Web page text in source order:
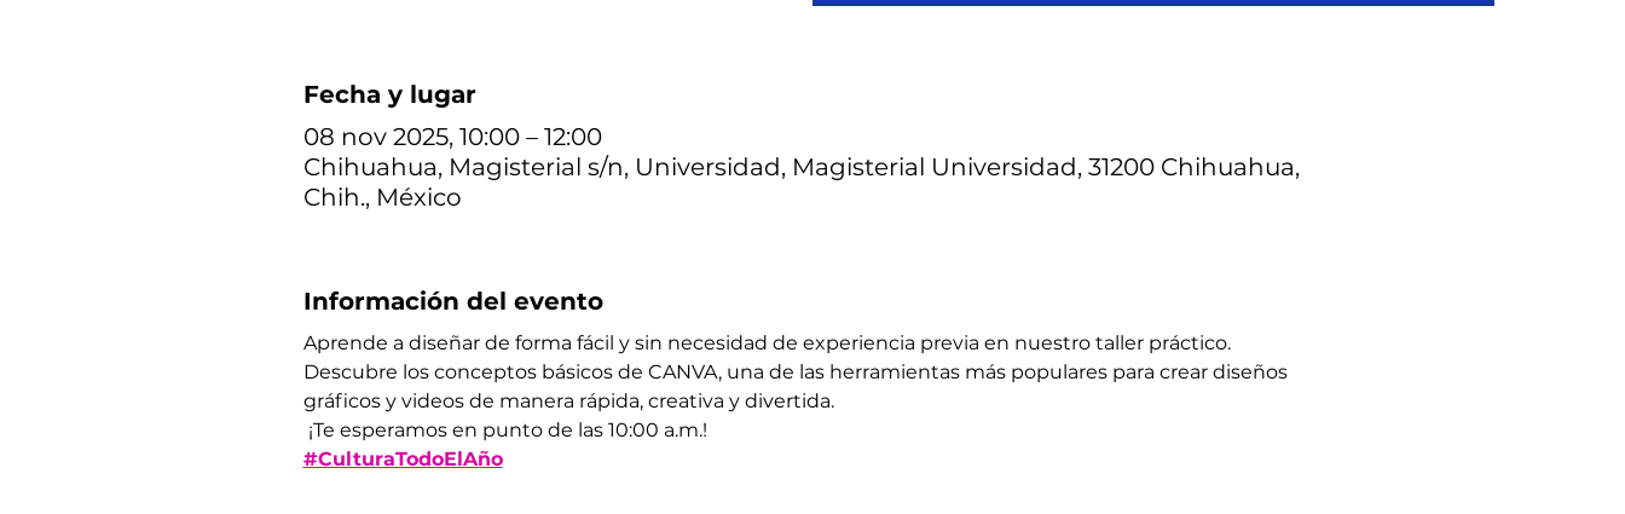
Fecha y lugar
08 nov 2025, 10:00 – 12:00
Chihuahua, Magisterial s/n, Universidad, Magisterial Universidad, 31200 Chihuahua,
Chih., México
Información del evento
Aprende a diseñar de forma fácil y sin necesidad de experiencia previa en nuestro taller práctico.
Descubre los conceptos básicos de CANVA, una de las herramientas más populares para crear diseños
gráficos y videos de manera rápida, creativa y divertida.
¡Te esperamos en punto de las 10:00 a.m.!
#CulturaTodoElAño